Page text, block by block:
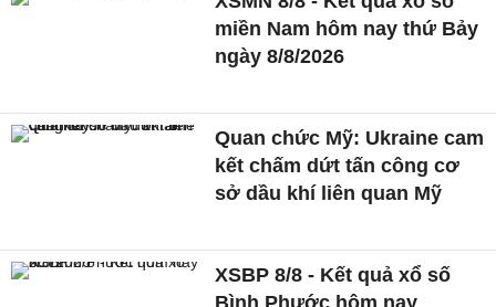
miền Nam hôm nay thứ Bảy
ngày 8/8/2026
Quan chức Mỹ: Ukraine cam
kết chấm dứt tấn công cơ
sở dầu khí liên quan Mỹ
XSBP 8/8 - Kết quả xổ số
Bình Phước hôm nay